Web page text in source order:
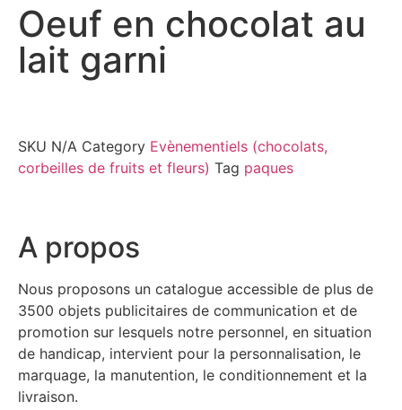
Oeuf en chocolat au
lait garni
SKU N/A Category Evènementiels (chocolats,
corbeilles de fruits et fleurs) Tag paques
A propos
Nous proposons un catalogue accessible de plus de
3500 objets publicitaires de communication et de
promotion sur lesquels notre personnel, en situation
de handicap, intervient pour la personnalisation, le
marquage, la manutention, le conditionnement et la
livraison.